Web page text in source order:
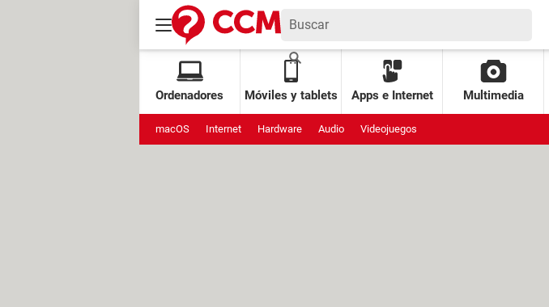
Ordenadores Móviles y tablets Apps e Internet Multimedia
macOS Internet Hardware Audio Videojuegos